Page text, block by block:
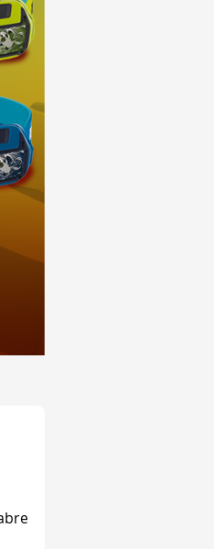
doit faciliter les
Cette approche vise à
doit devenir un
long terme, bâtir une